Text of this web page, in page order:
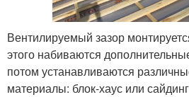
Вентилируемый зазор
этого набиваются
потом устанавливаются
материалы: блок-хаус или